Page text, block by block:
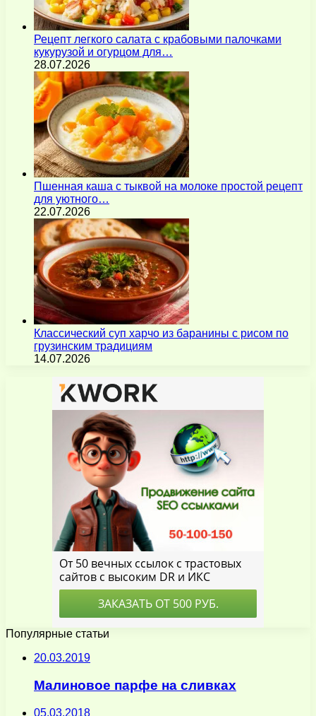
Рецепт легкого салата с крабовыми палочками
кукурузой и огурцом для…
28.07.2026
Пшенная каша с тыквой на молоке простой рецепт
для уютного…
22.07.2026
Классический суп харчо из баранины с рисом по
грузинским традициям
14.07.2026
Популярные статьи
20.03.2019
Малиновое парфе на сливках
05.03.2018